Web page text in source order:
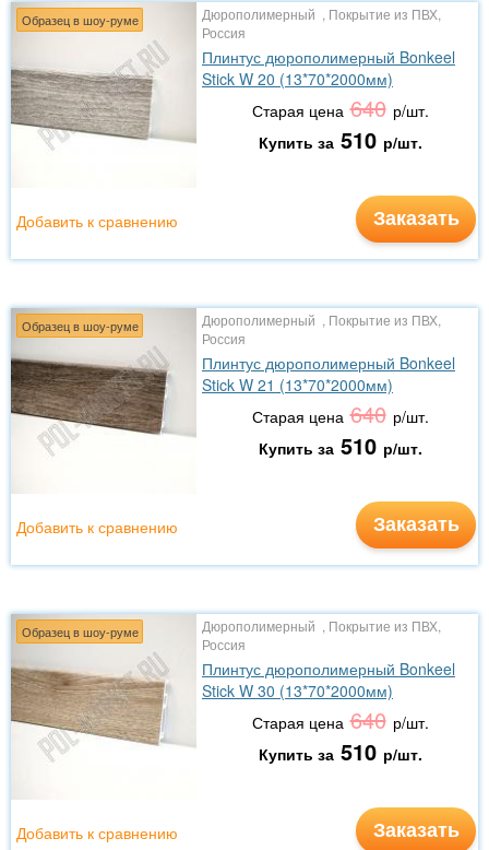
Образец в шоу-руме
Дюрополимерный , Покрытие из ПВХ,
Россия
Плинтус дюрополимерный Bonkeel
Stick W 20 (13*70*2000мм)
Старая цена 640 р/шт.
Купить за 510 р/шт.
Заказать
Добавить к сравнению
Образец в шоу-руме
Дюрополимерный , Покрытие из ПВХ,
Россия
Плинтус дюрополимерный Bonkeel
Stick W 21 (13*70*2000мм)
Старая цена 640 р/шт.
Купить за 510 р/шт.
Заказать
Добавить к сравнению
Образец в шоу-руме
Дюрополимерный , Покрытие из ПВХ,
Россия
Плинтус дюрополимерный Bonkeel
Stick W 30 (13*70*2000мм)
Старая цена 640 р/шт.
Купить за 510 р/шт.
Заказать
Добавить к сравнению